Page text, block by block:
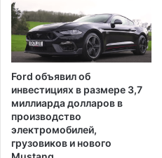
о
г
о
о
р
у
ж
и
н
а
к
и
е
в
о
у
ж
е
Ford объявил об
инвестициях в размере 3,7
миллиарда долларов в
производство
электромобилей,
грузовиков и нового